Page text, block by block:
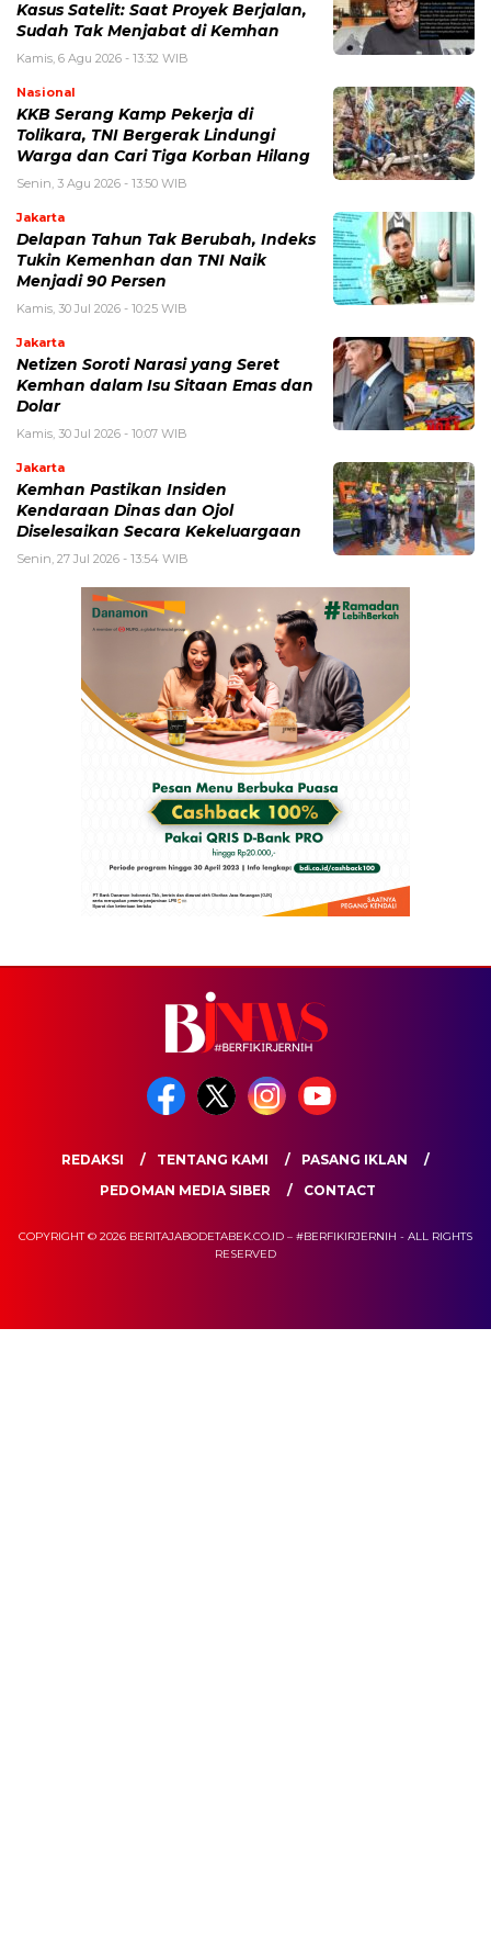
Kasus Satelit: Saat Proyek Berjalan,
Sudah Tak Menjabat di Kemhan
Kamis, 6 Agu 2026 - 13:32 WIB
Nasional
KKB Serang Kamp Pekerja di
Tolikara, TNI Bergerak Lindungi
Warga dan Cari Tiga Korban Hilang
Senin, 3 Agu 2026 - 13:50 WIB
Jakarta
Delapan Tahun Tak Berubah, Indeks
Tukin Kemenhan dan TNI Naik
Menjadi 90 Persen
Kamis, 30 Jul 2026 - 10:25 WIB
Jakarta
Netizen Soroti Narasi yang Seret
Kemhan dalam Isu Sitaan Emas dan
Dolar
Kamis, 30 Jul 2026 - 10:07 WIB
Jakarta
Kemhan Pastikan Insiden
Kendaraan Dinas dan Ojol
Diselesaikan Secara Kekeluargaan
Senin, 27 Jul 2026 - 13:54 WIB
REDAKSI TENTANG KAMI
PASANG IKLAN
PEDOMAN MEDIA SIBER
CONTACT
COPYRIGHT © 2026 BERITAJABODETABEK.CO.ID – #BERFIKIRJERNIH - ALL RIGHTS
RESERVED